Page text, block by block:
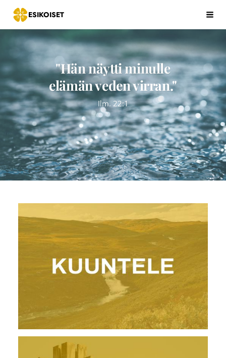
Siirry
sivun
sisältöön
ESIKOISET
"Hän näytti minulle
elämän veden virran."
Ilm. 22:1